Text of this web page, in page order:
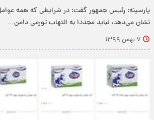
پارسینه: رئیس جمهور گفت: در شرایطی که همه
نشان می‌دهد، نباید مجددا به التهاب تورمی دامن…
۷ بهمن ۱۳۹۹